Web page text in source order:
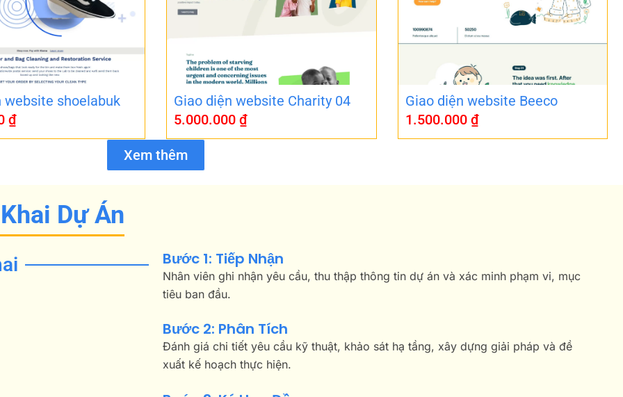
website shoelabuk
₫
Giao diện website Charity 04
5.000.000 ₫
Giao diện website Beeco
1.500.000 ₫
Xem thêm
Dự Án
Bước 1: Tiếp Nhận
Nhân viên ghi nhận yêu cầu, thu thập thông tin dự án và xác minh phạm vi, mục
tiêu ban đầu.
Bước 2: Phân Tích
Đánh giá chi tiết yêu cầu kỹ thuật, khảo sát hạ tầng, xây dựng giải pháp và đề
xuất kế hoạch thực hiện.